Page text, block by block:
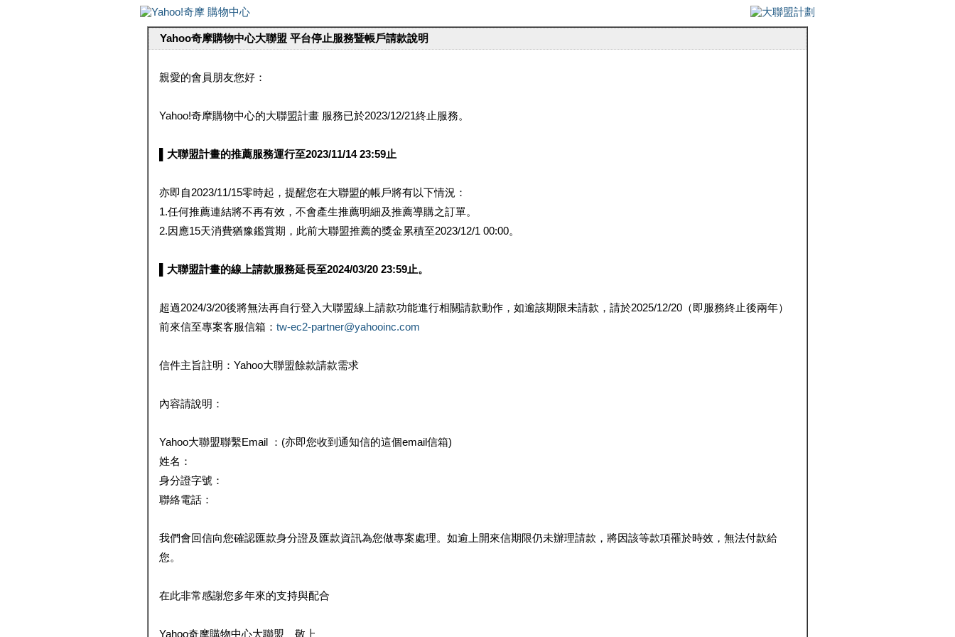
Yahoo奇摩購物中心大聯盟 平台停止服務暨帳戶請款說明
親愛的會員朋友您好：
Yahoo!奇摩購物中心的大聯盟計畫 服務已於2023/12/21終止服務。
▌大聯盟計畫的推薦服務運行至2023/11/14 23:59止
亦即自2023/11/15零時起，提醒您在大聯盟的帳戶將有以下情況：
1.任何推薦連結將不再有效，不會產生推薦明細及推薦導購之訂單。
2.因應15天消費猶豫鑑賞期，此前大聯盟推薦的獎金累積至2023/12/1 00:00。
▌大聯盟計畫的線上請款服務延長至2024/03/20 23:59止。
超過2024/3/20後將無法再自行登入大聯盟線上請款功能進行相關請款動作，如逾該期限未請款，請於2025/12/20（即服務終止後兩年）
前來信至專案客服信箱： tw-ec2-partner@yahooinc.com
信件主旨註明：Yahoo大聯盟餘款請款需求
內容請說明：
Yahoo大聯盟聯繫Email ：(亦即您收到通知信的這個email信箱)
姓名：
身分證字號：
聯絡電話：
我們會回信向您確認匯款身分證及匯款資訊為您做專案處理。如逾上開來信期限仍未辦理請款，將因該等款項罹於時效，無法付款給
您。
在此非常感謝您多年來的支持與配合
Yahoo奇摩購物中心大聯盟 敬上